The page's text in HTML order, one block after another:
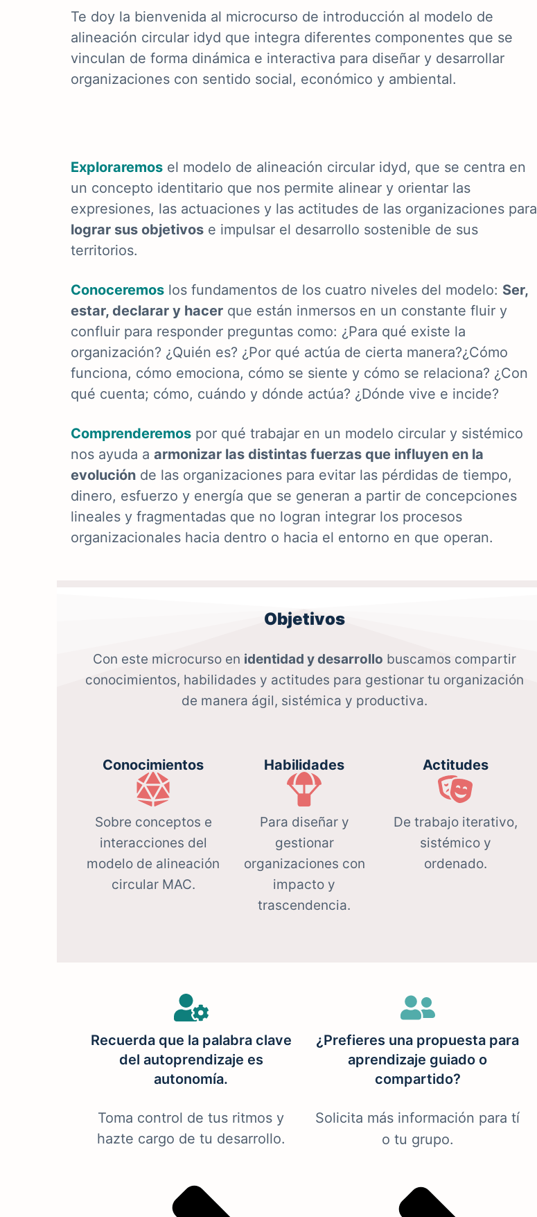
Te doy la bienvenida al microcurso de introducción al modelo de
alineación circular idyd que integra diferentes componentes que se
vinculan de forma dinámica e interactiva para diseñar y desarrollar
organizaciones con sentido social, económico y ambiental.
Exploraremos el modelo de alineación circular idyd, que se centra en
un concepto identitario que nos permite alinear y orientar las
expresiones, las actuaciones y las actitudes de las organizaciones para
lograr sus objetivos e impulsar el desarrollo sostenible de sus
territorios.
Conoceremos los fundamentos de los cuatro niveles del modelo: Ser,
estar, declarar y hacer que están inmersos en un constante fluir y
confluir para responder preguntas como: ¿Para qué existe la
organización? ¿Quién es? ¿Por qué actúa de cierta manera?¿Cómo
funciona, cómo emociona, cómo se siente y cómo se relaciona? ¿Con
qué cuenta; cómo, cuándo y dónde actúa? ¿Dónde vive e incide?
Comprenderemos por qué trabajar en un modelo circular y sistémico
nos ayuda a armonizar las distintas fuerzas que influyen en la
evolución de las organizaciones para evitar las pérdidas de tiempo,
dinero, esfuerzo y energía que se generan a partir de concepciones
lineales y fragmentadas que no logran integrar los procesos
organizacionales hacia dentro o hacia el entorno en que operan.
Objetivos
Con este microcurso en identidad y desarrollo buscamos compartir
conocimientos, habilidades y actitudes para gestionar tu organización
de manera ágil, sistémica y productiva.
Conocimientos
Sobre conceptos e
interacciones del
modelo de alineación
circular MAC.
Habilidades
Para diseñar y
gestionar
organizaciones con
impacto y
trascendencia.
Actitudes
De trabajo iterativo,
sistémico y
ordenado.
Recuerda que la palabra clave
del autoprendizaje es
autonomía.
Toma control de tus ritmos y
hazte cargo de tu desarrollo.
¿Prefieres una propuesta para
aprendizaje guiado o
compartido?
Solicita más información para tí
o tu grupo.